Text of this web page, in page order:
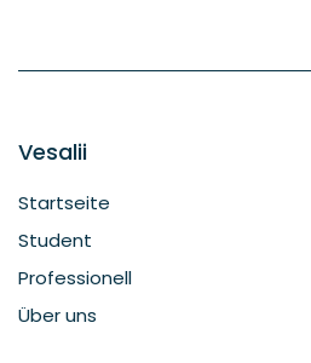
Vesalii
Startseite
Student
Professionell
Über uns